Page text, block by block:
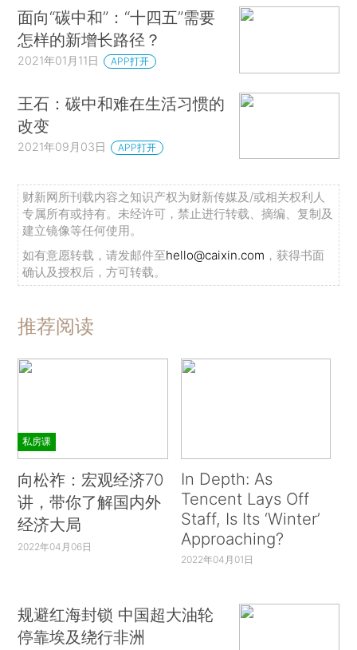
面向“碳中和”：“十四五”需要
怎样的新增长路径？
2021年01月11日 APP打开
王石：碳中和难在生活习惯的
改变
2021年09月03日 APP打开
财新网所刊载内容之知识产权为财新传媒及/或相关权利人
专属所有或持有。未经许可，禁止进行转载、摘编、复制及
建立镜像等任何使用。
如有意愿转载，请发邮件至hello@caixin.com ，获得书面
确认及授权后，方可转载。
推荐阅读
私房课
向松祚：宏观经济70
讲，带你了解国内外
经济大局
2022年04月06日
In Depth: As
Tencent Lays Off
Staff, Is Its ‘Winter’
Approaching?
2022年04月01日
规避红海封锁 中国超大油轮
停靠埃及绕行非洲